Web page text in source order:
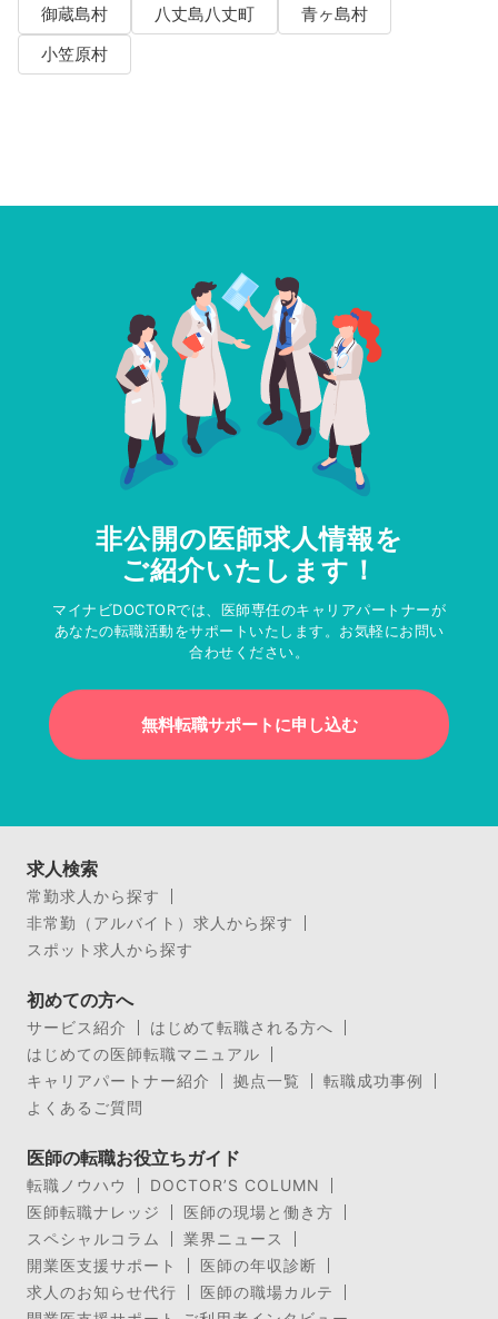
御蔵島村
八丈島八丈町
青ヶ島村
小笠原村
非公開の医師求人情報を
ご紹介いたします！
マイナビDOCTORでは、医師専任のキャリアパートナーが
あなたの転職活動をサポートいたします。お気軽にお問い
合わせください。
無料転職サポートに申し込む
求人検索
常勤求人から探す
非常勤（アルバイト）求人から探す
スポット求人から探す
初めての方へ
サービス紹介
はじめて転職される方へ
はじめての医師転職マニュアル
キャリアパートナー紹介
拠点一覧
転職成功事例
よくあるご質問
医師の転職お役立ちガイド
転職ノウハウ
DOCTOR’S COLUMN
医師転職ナレッジ
医師の現場と働き方
スペシャルコラム
業界ニュース
開業医支援サポート
医師の年収診断
求人のお知らせ代行
医師の職場カルテ